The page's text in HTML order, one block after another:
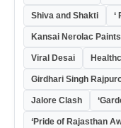
Shiva and Shakti ‘
Kansai Nerolac Paints
Viral Desai
Girdhari Singh
Jalore Clash
‘Pride of Rajasthan